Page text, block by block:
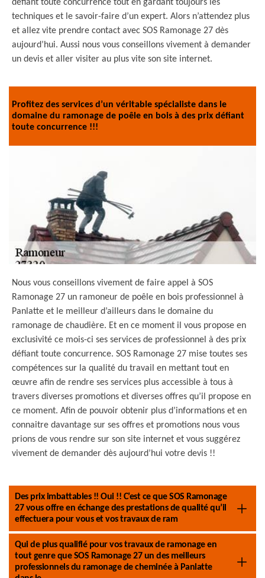
défiant toute concurrence tout en gardant toujours les
techniques et le savoir-faire d’un expert. Alors n’attendez plus
et allez vite prendre contact avec SOS Ramonage 27 dès
aujourd’hui. Aussi nous vous conseillons vivement à demander
un devis et aller visiter au plus vite son site internet.
Profitez des services d’un véritable spécialiste dans le
domaine du ramonage de poêle en bois à des prix défiant
toute concurrence !!!
Nous vous conseillons vivement de faire appel à SOS
Ramonage 27 un ramoneur de poêle en bois professionnel à
Panlatte et le meilleur d’ailleurs dans le domaine du
ramonage de chaudière. Et en ce moment il vous propose en
exclusivité ce mois-ci ses services de professionnel à des prix
défiant toute concurrence. SOS Ramonage 27 mise toutes ses
compétences sur la qualité du travail en mettant tout en
œuvre afin de rendre ses services plus accessible à tous à
travers diverses promotions et diverses offres qu’il propose en
ce moment. Afin de pouvoir obtenir plus d’informations et en
connaitre davantage sur ses offres et promotions nous vous
prions de vous rendre sur son site internet et vous suggérez
vivement de demander dès aujourd’hui votre devis !!
Des prix imbattables !! Oui !! C’est ce que SOS Ramonage
27 vous offre en échange des prestations de qualité qu’il
effectuera pour vous et vos travaux de ram
Qui de plus qualifié pour vos travaux de ramonage en
tout genre que SOS Ramonage 27 un des meilleurs
professionnels du ramonage de cheminée à Panlatte